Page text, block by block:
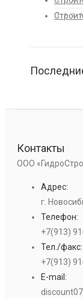
Контакты
ООО
Адрес:
г.
Телефон:
+7(913)
Тел./факс:
+7(913)
E-mail: